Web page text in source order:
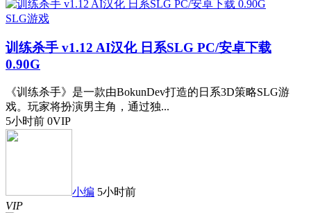
SLG游戏
训练杀手 v1.12 AI汉化 日系SLG PC/安卓下载
0.90G
《训练杀手》是一款由BokunDev打造的日系3D策略SLG游
戏。玩家将扮演男主角，通过独...
5小时前 0VIP
小编 5小时前
VIP